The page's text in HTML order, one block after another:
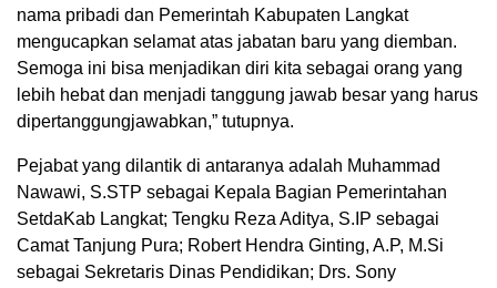
nama pribadi dan Pemerintah Kabupaten Langkat
mengucapkan selamat atas jabatan baru yang diemban.
Semoga ini bisa menjadikan diri kita sebagai orang yang
lebih hebat dan menjadi tanggung jawab besar yang harus
dipertanggungjawabkan,” tutupnya.
Pejabat yang dilantik di antaranya adalah Muhammad
Nawawi, S.STP sebagai Kepala Bagian Pemerintahan
SetdaKab Langkat; Tengku Reza Aditya, S.IP sebagai
Camat Tanjung Pura; Robert Hendra Ginting, A.P, M.Si
sebagai Sekretaris Dinas Pendidikan; Drs. Sony